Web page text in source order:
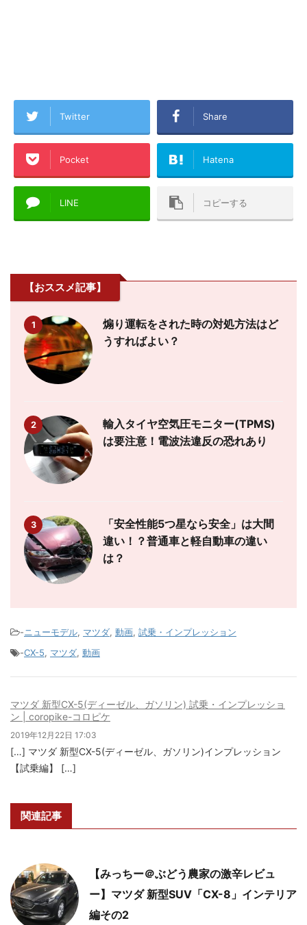
Twitter Share
Pocket Hatena
LINE コピーする
【おススメ記事】
1
煽り運転をされた時の対処方法はど
うすればよい？
2
輸入タイヤ空気圧モニター(TPMS)
は要注意！電波法違反の恐れあり
3
「安全性能5つ星なら安全」は大間
違い！？普通車と軽自動車の違い
は？
-ニューモデル, マツダ, 動画, 試乗・インプレッション
-CX-5, マツダ, 動画
マツダ 新型CX-5(ディーゼル、ガソリン) 試乗・インプレッショ
ン | coropike-コロピケ
2019年12月22日 17:03
[…] マツダ 新型CX-5(ディーゼル、ガソリン)インプレッション
【試乗編】 […]
関連記事
【みっちー＠ぶどう農家の激辛レビュ
ー】マツダ 新型SUV「CX-8」インテリア
編その2